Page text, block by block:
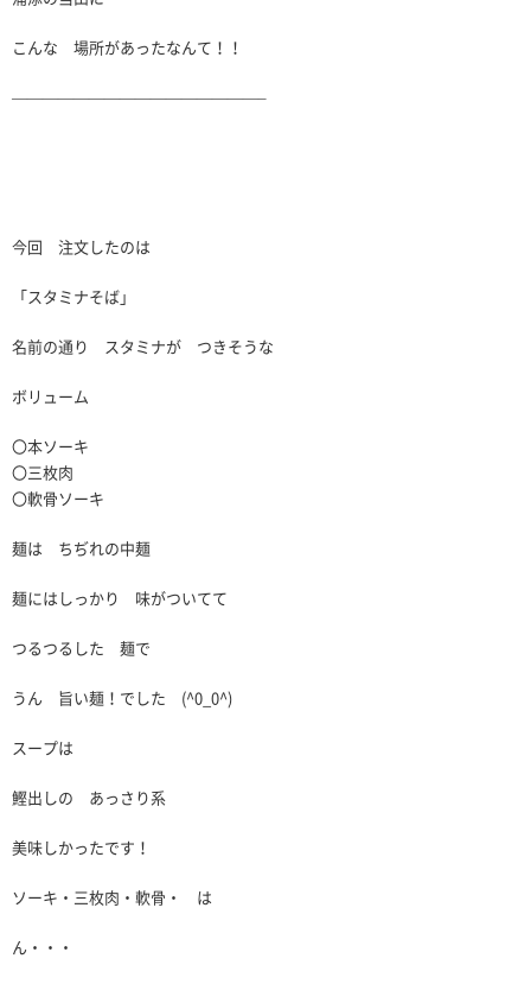
こんな 場所があったなんて！！
————————————————–
今回 注文したのは
「スタミナそば」
名前の通り スタミナが つきそうな
ボリューム
〇本ソーキ
〇三枚肉
〇軟骨ソーキ
麺は ちぢれの中麺
麺にはしっかり 味がついてて
つるつるした 麺で
うん 旨い麺！でした (^0_0^)
スープは
鰹出しの あっさり系
美味しかったです！
ソーキ・三枚肉・軟骨・ は
ん・・・